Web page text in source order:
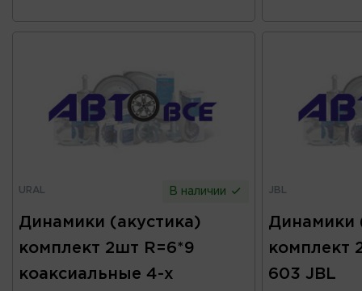
URAL В наличии
Динамики (акустика)
комплект 2шт R=6*9
коаксиальные 4-х
JBL
Динамики
комплект
603 JBL